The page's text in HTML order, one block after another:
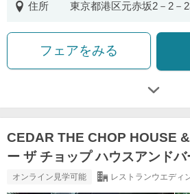
住所
東京都港区元赤坂2－2－
フェアをみる
CEDAR THE CHOP HOUSE
ー ザ チョップ ハウスアンドバ
オンライン見学可能 レストランウエディ